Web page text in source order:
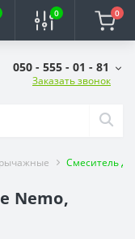
0 0
050 - 555 - 01 - 81
Заказать звонок
Смеситель
Nemo,